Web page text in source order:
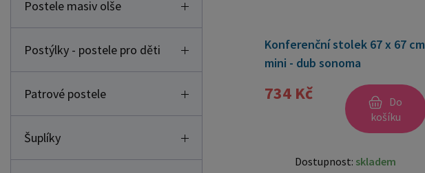
Postele masiv olše
Postýlky - postele pro děti
Patrové postele
Šuplíky
Konferenční stolek 67 x 67 cm
mini - dub sonoma
734 Kč
Do
košíku
Dostupnost: skladem